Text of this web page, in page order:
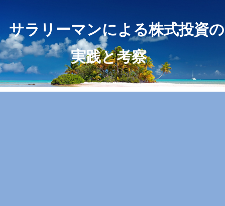
サラリーマンによる株式投資の
実践と考察